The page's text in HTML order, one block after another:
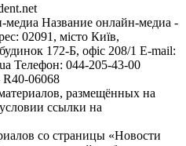
медиа Название онлайн-медиа -
02091, місто Київ,
172-Б, офіс 208/1 E-mail:
Телефон: 044-205-43-00
06068
размещённых на
ссылки на
со страницы «Новости